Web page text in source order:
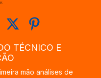
TÉCNICO E
mão análises de